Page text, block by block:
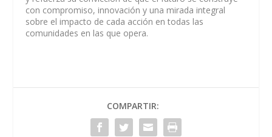
con compromiso, innovación y una mirada integral
sobre el impacto de cada acción en todas las
comunidades en las que opera.
COMPARTIR: